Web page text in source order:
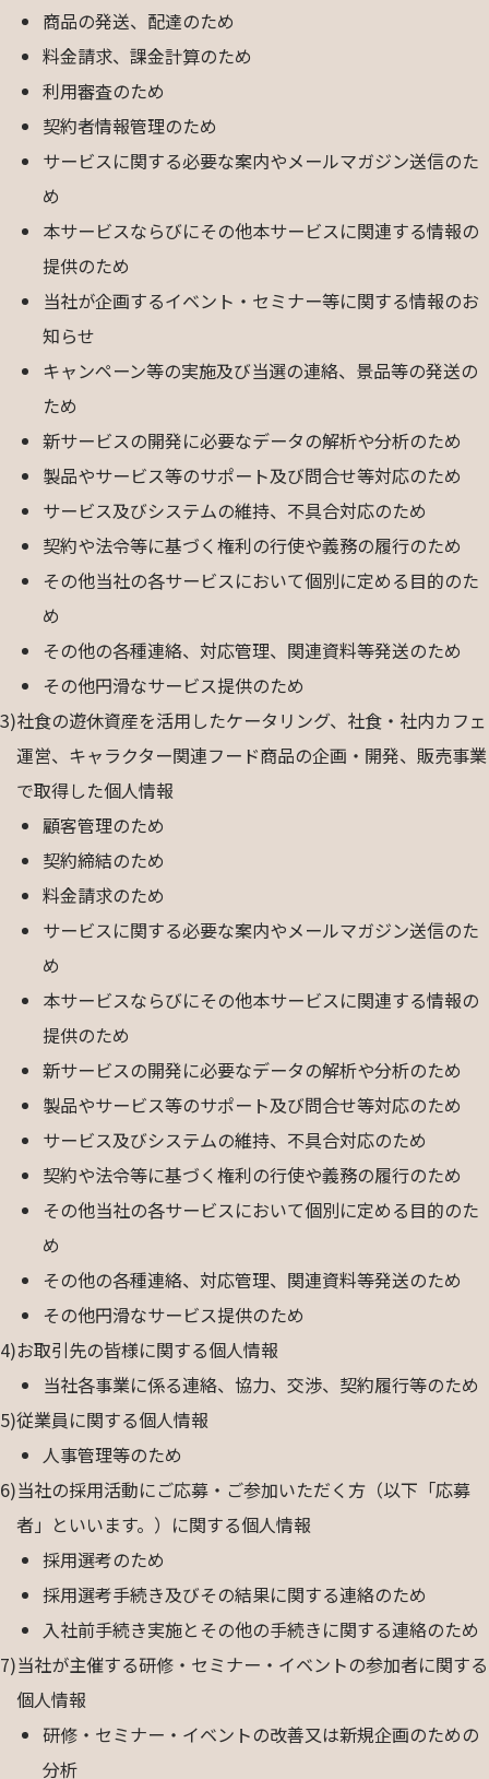
商品の発送、配達のため
料金請求、課金計算のため
利用審査のため
契約者情報管理のため
サービスに関する必要な案内やメールマガジン送信のた
め
本サービスならびにその他本サービスに関連する情報の
提供のため
当社が企画するイベント・セミナー等に関する情報のお
知らせ
キャンペーン等の実施及び当選の連絡、景品等の発送の
ため
新サービスの開発に必要なデータの解析や分析のため
製品やサービス等のサポート及び問合せ等対応のため
サービス及びシステムの維持、不具合対応のため
契約や法令等に基づく権利の行使や義務の履行のため
その他当社の各サービスにおいて個別に定める目的のた
め
その他の各種連絡、対応管理、関連資料等発送のため
その他円滑なサービス提供のため
3)社食の遊休資産を活用したケータリング、社食・社内カフェ
運営、キャラクター関連フード商品の企画・開発、販売事業
で取得した個人情報
顧客管理のため
契約締結のため
料金請求のため
サービスに関する必要な案内やメールマガジン送信のた
め
本サービスならびにその他本サービスに関連する情報の
提供のため
新サービスの開発に必要なデータの解析や分析のため
製品やサービス等のサポート及び問合せ等対応のため
サービス及びシステムの維持、不具合対応のため
契約や法令等に基づく権利の行使や義務の履行のため
その他当社の各サービスにおいて個別に定める目的のた
め
その他の各種連絡、対応管理、関連資料等発送のため
その他円滑なサービス提供のため
4)お取引先の皆様に関する個人情報
当社各事業に係る連絡、協力、交渉、契約履行等のため
5)従業員に関する個人情報
人事管理等のため
6)当社の採用活動にご応募・ご参加いただく方（以下「応募
者」といいます。）に関する個人情報
採用選考のため
採用選考手続き及びその結果に関する連絡のため
入社前手続き実施とその他の手続きに関する連絡のため
7)当社が主催する研修・セミナー・イベントの参加者に関する
個人情報
研修・セミナー・イベントの改善又は新規企画のための
分析